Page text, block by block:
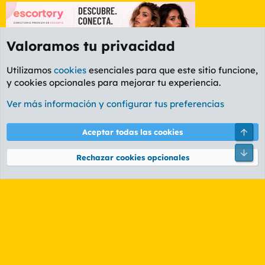
Foro Informática y Videojuegos
Cookies
PL OLDSTYLE AMARILLO
Términos y reglas Política de privacidad Ayuda
Community platform by XenForo® © 2010-2026 XenForo Ltd.
Valoramos tu privacidad
Utilizamos cookies esenciales para que este sitio funcione,
y cookies opcionales para mejorar tu experiencia.
Ver más información y configurar tus preferencias
Aceptar todas las cookies
Rechazar cookies opcionales
Pie